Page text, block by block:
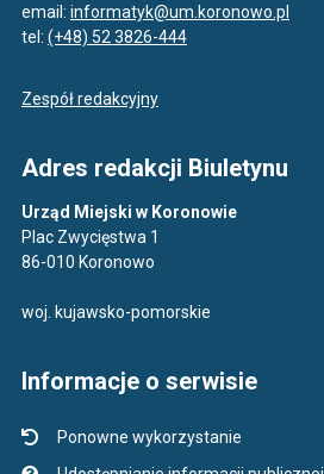
email: informatyk@um.koronowo.pl
tel: (+48) 52 3826-444
Zespół redakcyjny
Adres redakcji Biuletynu
Urząd Miejski w Koronowie
Plac Zwycięstwa 1
86-010 Koronowo
woj. kujawsko-pomorskie
Informacje o serwisie
Ponowne wykorzystanie